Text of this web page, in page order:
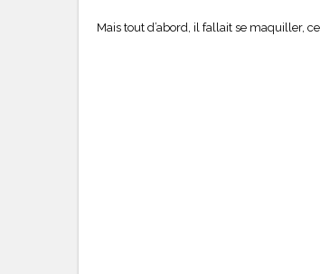
Mais tout d’abord, il fallait se maquiller,